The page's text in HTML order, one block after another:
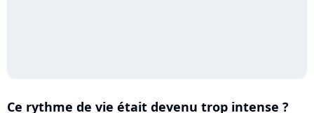
Ce rythme de vie était devenu trop intense ?